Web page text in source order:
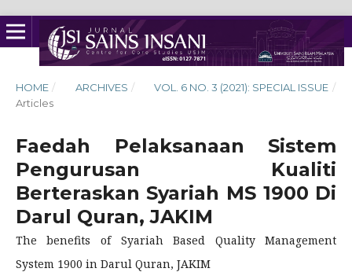
HOME / ARCHIVES / VOL. 6 NO. 3 (2021): SPECIAL ISSUE /
Articles
Faedah Pelaksanaan Sistem
Pengurusan Kualiti
Berteraskan Syariah MS 1900 Di
Darul Quran, JAKIM
The benefits of Syariah Based Quality Management
System 1900 in Darul Quran, JAKIM